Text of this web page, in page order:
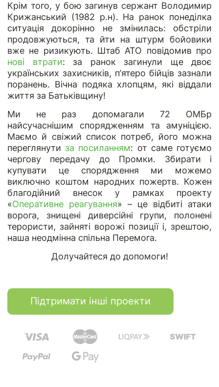
Крім того, у бою загинув сержант Володимир
Крижанський (1982 р.н). На ранок понеділка
ситуація докорінно не змінилась: обстріли
продовжуються, та йти на штурм бойовики
вже не ризикують. Штаб АТО повідомив про
нові втрати: за ранок загинули ще двоє
українських захисників, п’ятеро бійців зазнали
поранень. Вічна подяка хлопцям, які віддали
життя за Батьківщину!
Ми не раз допомагали 72 ОМБр
найсучаснішим спорядженням та амуніцією.
Маємо й свіжий список потреб, його можна
переглянути за посиланням: от саме готуємо
чергову передачу до Промки. Збирати і
купувати це спорядження ми можемо
виключно коштом народних пожертв. Кожен
благодійний внесок у рамках проекту
«Оперативне реагування» – це відбиті атаки
ворога, знищені диверсійні групи, полонені
терористи, зайняті ворожі позиції і, зрештою,
наша неодмінна спільна Перемога.
Долучайтеся до допомоги!
Підтримати інші проекти